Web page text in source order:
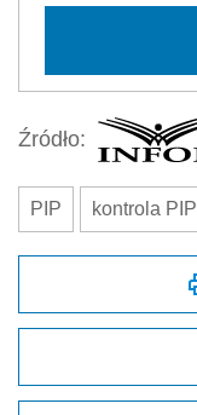
Źródło:
PIP kontrola PIP